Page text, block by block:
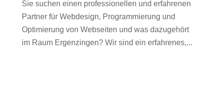
Sie suchen einen professionellen und erfahrenen
Partner für Webdesign, Programmierung und
Optimierung von Webseiten und was dazugehört
im Raum Ergenzingen? Wir sind ein erfahrenes,...